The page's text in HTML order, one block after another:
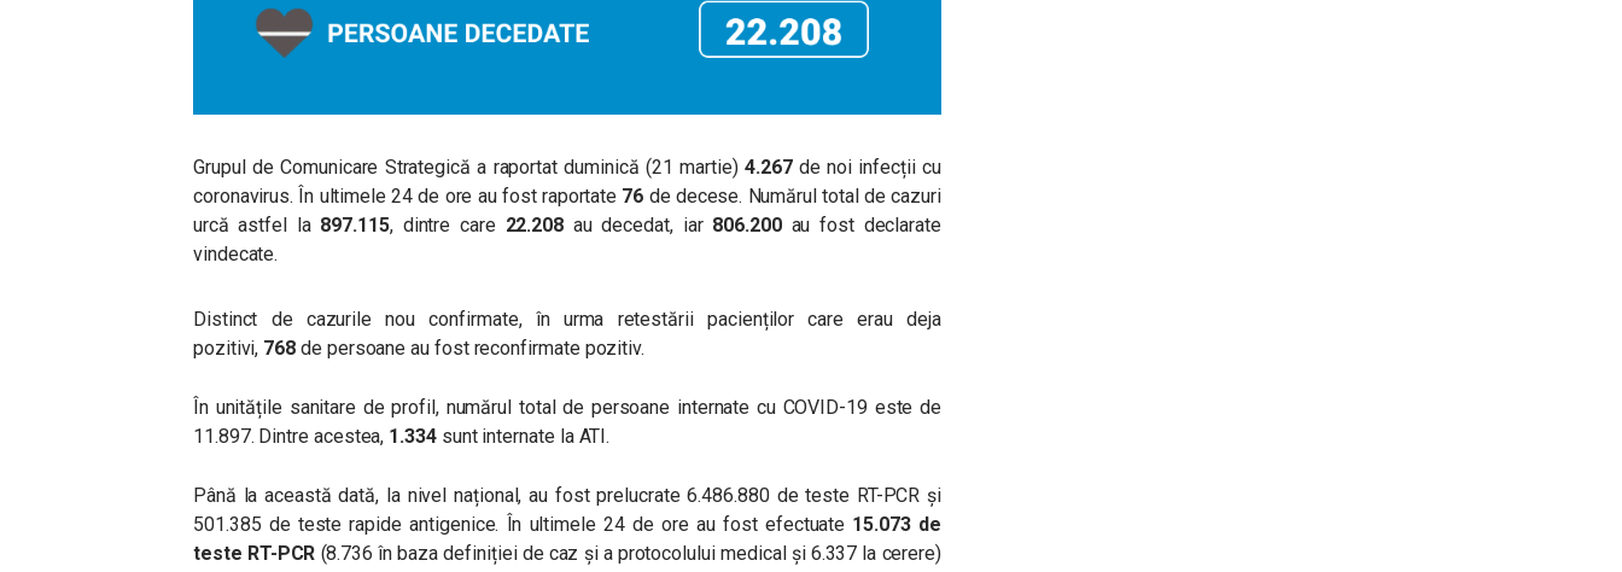
Grupul de Comunicare Strategică a raportat duminică (21 martie)4.267de noi infecții cu
coronavirus. În ultimele 24 de ore au fost raportate 76 de decese. Numărul total de cazuri
urcă astfel la897.115, dintre care22.208 au decedat, iar806.200 au fost declarate
vindecate.
Distinct de cazurile nou confirmate, în urma retestării pacienților care erau deja
pozitivi, 768 de persoane au fost reconfirmate pozitiv.
În unitățile sanitare de profil, numărul total de persoane internate cu COVID-19 este de
11.897. Dintre acestea, 1.334sunt internate la ATI.
Până la această dată, la nivel național, au fost prelucrate 6.486.880 de teste RT-PCR și
501.385 de teste rapide antigenice. În ultimele 24 de ore au fost efectuate 15.073 de
teste RT-PCR (8.736 în baza definiției de caz și a protocolului medical și 6.337 la cerere)